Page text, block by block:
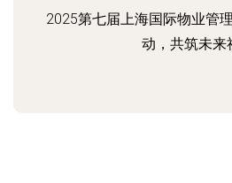
2025第七届上海国际物业管
动，共筑未来